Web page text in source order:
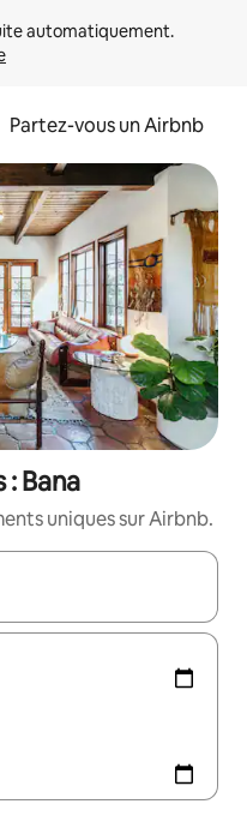
Partez-vous un Airbnb
Bana
uniques sur Airbnb.
parcourez-les en utilisant